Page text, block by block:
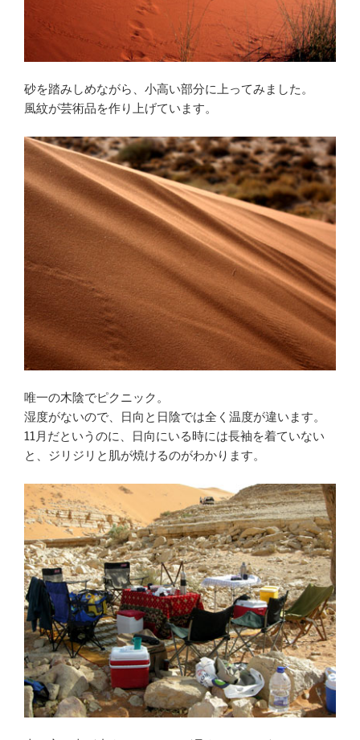
砂を踏みしめながら、小高い部分に上ってみました。
風紋が芸術品を作り上げています。
唯一の木陰でピクニック。
湿度がないので、日向と日陰では全く温度が違います。
11月だというのに、日向にいる時には長袖を着ていない
と、ジリジリと肌が焼けるのがわかります。